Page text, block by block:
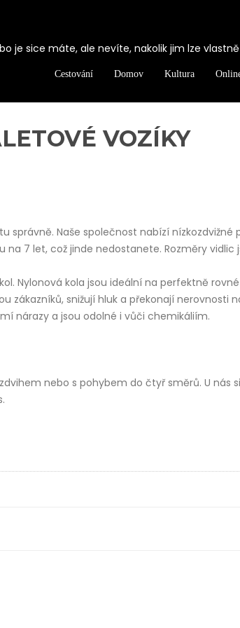
je sice máte, ale nevíte, nakolik jim lze
Cestování Domov Kultura
VOZÍKY
správně. Naše společnost nabízí nízkozdvižné
na 7 let, což jinde nedostanete. Rozměry
Nylonová kola jsou ideální na perfektně
zákazníků, snižují hluk a překonají nerovnosti
nárazy a jsou odolné i vůči chemikáliím.
nebo s pohybem do čtyř směrů. U nás